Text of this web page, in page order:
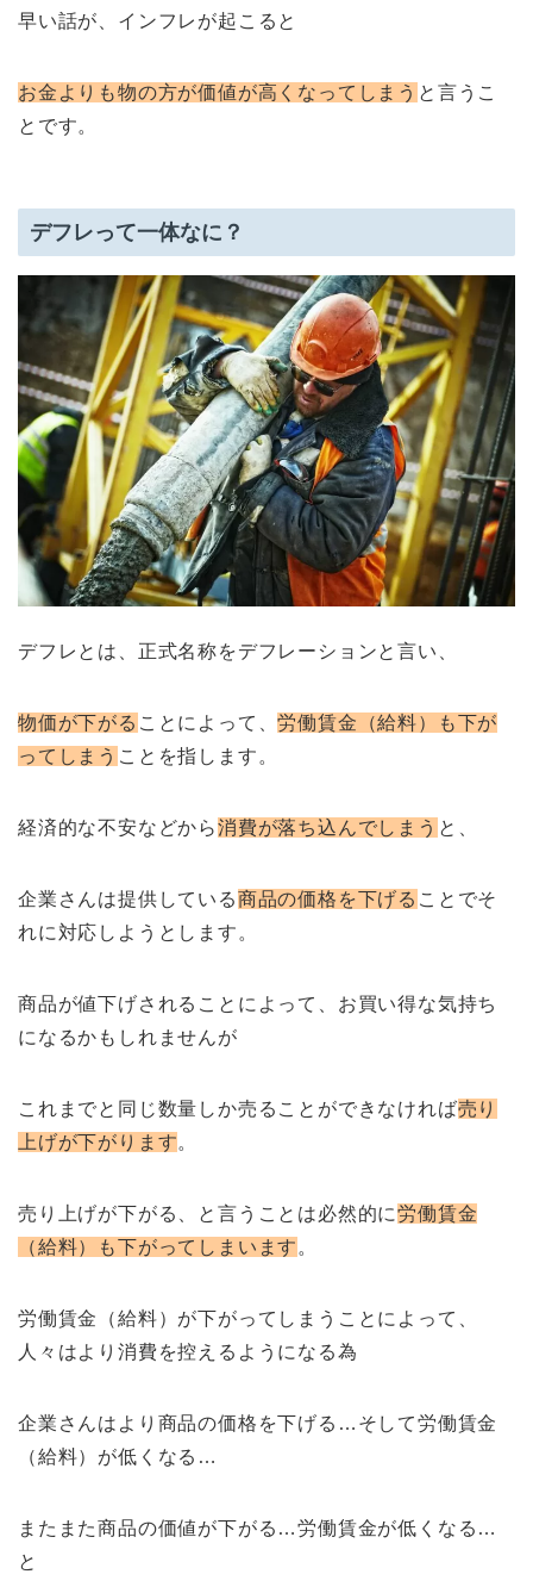
早い話が、インフレが起こると
お金よりも物の方が価値が高くなってしまう と言うこ
とです。
デフレって一体なに？
デフレとは、正式名称をデフレーションと言い、
物価が下がる ことによって、労働賃金（給料）も下が
ってしまう ことを指します。
経済的な不安などから消費が落ち込んでしまう と、
企業さんは提供している 商品の価格を下げる ことでそ
れに対応しようとします。
商品が値下げされることによって、お買い得な気持ち
になるかもしれませんが
これまでと同じ数量しか売ることができなければ売り
上げが下がります。
売り上げが下がる、と言うことは必然的に労働賃金
（給料）も下がってしまいます。
労働賃金（給料）が下がってしまうことによって、
人々はより消費を控えるようになる為
企業さんはより商品の価格を下げる…そして労働賃金
（給料）が低くなる…
またまた商品の価値が下がる…労働賃金が低くなる…
と